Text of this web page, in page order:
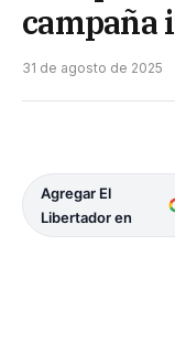
campaña
31 de agosto de 2025
Agregar El
Libertador en